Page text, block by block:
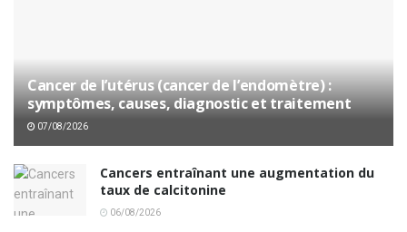
Cancer de l’utérus (cancer de l’endomètre) :
symptômes, causes, diagnostic et traitement
07/08/2026
Cancers entraînant une augmentation du
taux de calcitonine
06/08/2026